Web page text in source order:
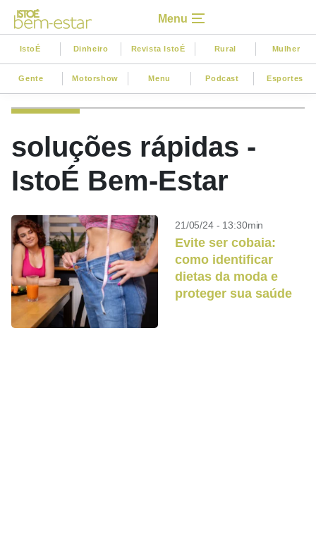
Menu
IstoÉ Dinheiro Revista IstoÉ Rural Mulher
Gente Motorshow Menu Podcast Esportes
soluções rápidas -
IstoÉ Bem-Estar
21/05/24 - 13:30min
Evite ser cobaia:
como identificar
dietas da moda e
proteger sua saúde